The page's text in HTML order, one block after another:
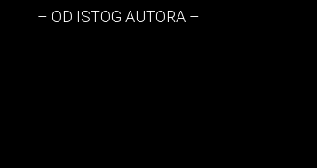
– OD ISTOG AUTORA –